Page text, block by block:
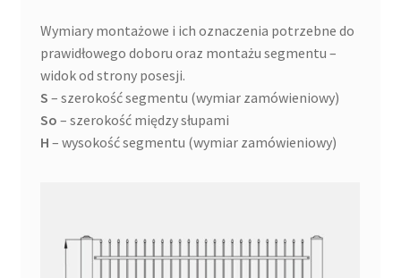
Wymiary montażowe i ich oznaczenia potrzebne do
prawidłowego doboru oraz montażu segmentu –
widok od strony posesji.
S – szerokość segmentu (wymiar zamówieniowy)
So – szerokość między słupami
H – wysokość segmentu (wymiar zamówieniowy)